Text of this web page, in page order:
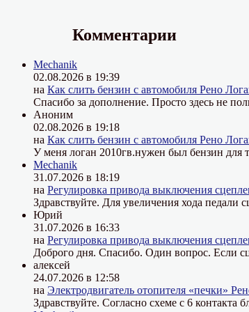
Комментарии
Mechanik
02.08.2026 в 19:39
на Как слить бензин с автомобиля Рено
Спасибо за дополнение. Просто здесь не
Аноним
02.08.2026 в 19:18
на Как слить бензин с автомобиля Рено
У меня логан 2010гв.нужен был бензин для
Mechanik
31.07.2026 в 18:19
на Регулировка привода выключения
Здравствуйте. Для увеличения хода
Юрий
31.07.2026 в 16:33
на Регулировка привода выключения
Доброго дня. Спасибо. Один вопрос. Если
алексей
24.07.2026 в 12:58
на Электродвигатель отопителя «печки»
Здравствуйте. Согласно схеме с 6 контакта